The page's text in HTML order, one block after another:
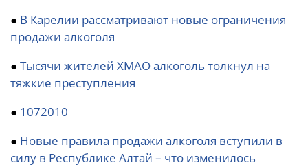
● В Карелии рассматривают новые ограничения
продажи алкоголя
● Тысячи жителей ХМАО алкоголь толкнул на
тяжкие преступления
● 1072010
● Новые правила продажи алкоголя вступили в
силу в Республике Алтай – что изменилось